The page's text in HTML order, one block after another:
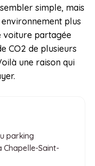
simple, mais
plus
voiture partagée
CO2 de plusieurs
une raison qui
parking
Chapelle-Saint-